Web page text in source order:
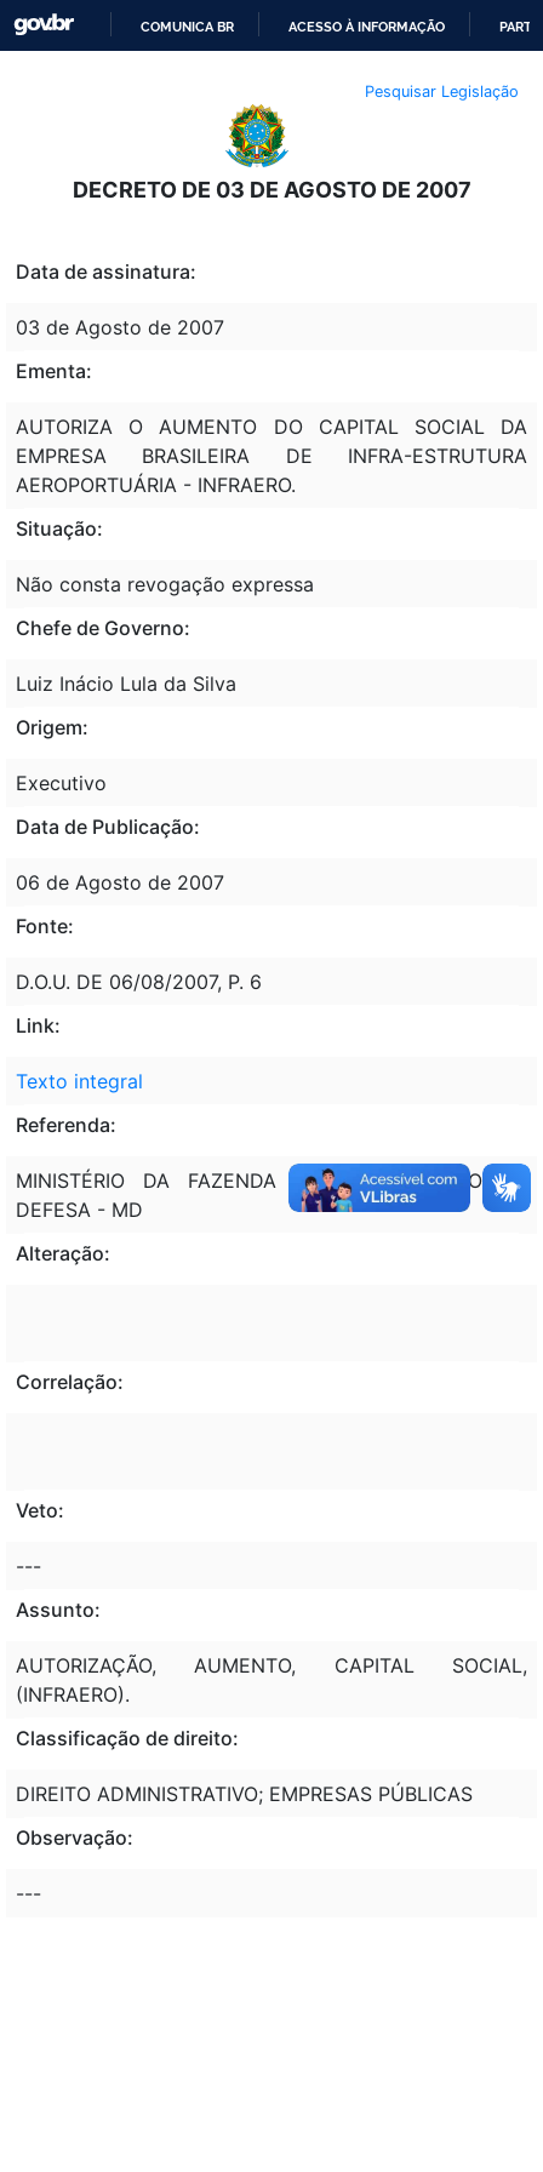
O
CONTEÚDO
COMUNICA BR ACESSO À INFORMAÇÃO
Pesquisar Legislação
DECRETO DE 03 DE AGOSTO DE 2007
Data de assinatura:
03 de Agosto de 2007
Ementa:
AUTORIZA O AUMENTO DO CAPITAL SOCIAL DA
EMPRESA BRASILEIRA DE INFRA-ESTRUTURA
AEROPORTUÁRIA - INFRAERO.
Situação:
Não consta revogação expressa
Chefe de Governo:
Luiz Inácio Lula da Silva
Origem:
Executivo
Data de Publicação:
06 de Agosto de 2007
Fonte:
D.O.U. DE 06/08/2007, P. 6
Link:
Texto integral
Referenda:
MINISTÉRIO DA FAZENDA - MF; MINISTÉRIO DA
DEFESA - MD
Alteração:
Correlação:
Veto:
---
Assunto:
AUTORIZAÇÃO, AUMENTO, CAPITAL SOCIAL,
(INFRAERO).
Classificação de direito:
DIREITO ADMINISTRATIVO; EMPRESAS PÚBLICAS
Observação:
---